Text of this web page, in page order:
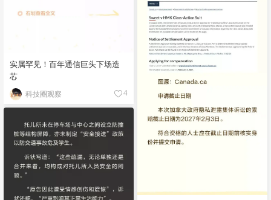
实属罕见！百年通信巨头下场造
芯
科技圈观察 4